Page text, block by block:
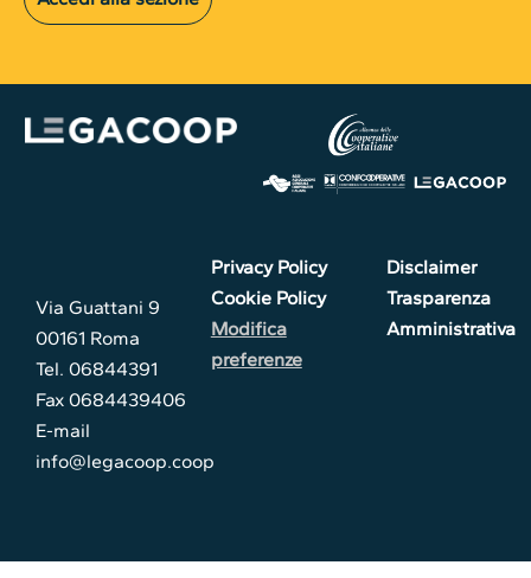
Via Guattani 9
00161 Roma
Tel. 06844391
Fax 0684439406
E-mail
info@legacoop.coop
Privacy Policy
Cookie Policy
Modifica
preferenze
Disclaimer
Trasparenza
Amministrativa